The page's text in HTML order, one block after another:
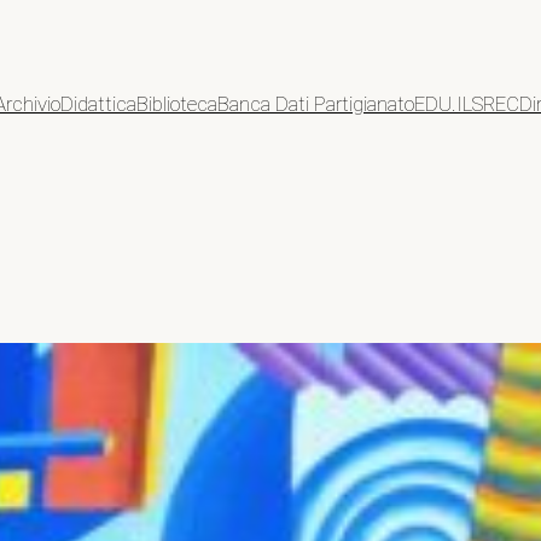
DidatticaBibliotecaBanca Dati PartigianatoEDU.ILSREC